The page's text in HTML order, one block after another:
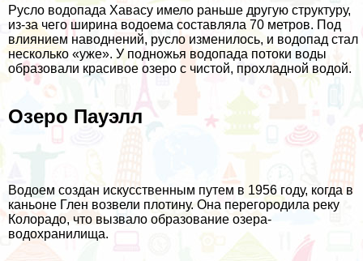
Русло водопада Хавасу имело раньше другую структуру,
из-за чего ширина водоема составляла 70 метров. Под
влиянием наводнений, русло изменилось, и водопад стал
несколько «уже». У подножья водопада потоки воды
образовали красивое озеро с чистой, прохладной водой.
Озеро Пауэлл
Водоем создан искусственным путем в 1956 году, когда в
каньоне Глен возвели плотину. Она перегородила реку
Колорадо, что вызвало образование озера-
водохранилища.